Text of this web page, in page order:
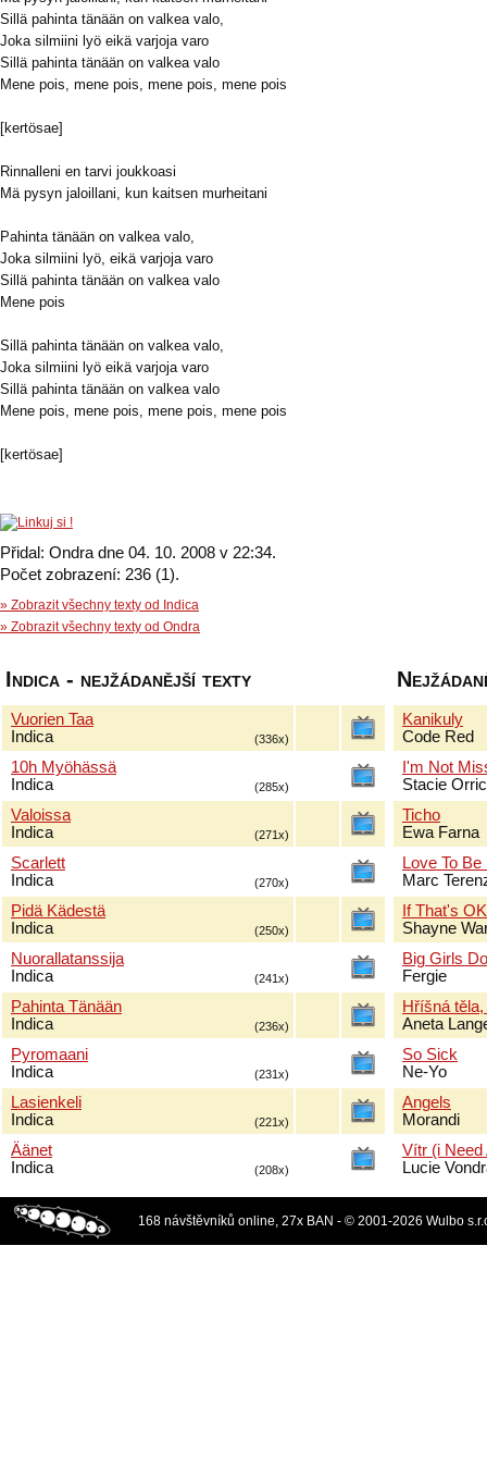
Sillä pahinta tänään on valkea valo,
Joka silmiini lyö eikä varjoja varo
Sillä pahinta tänään on valkea valo
Mene pois, mene pois, mene pois, mene pois
[kertösae]
Rinnalleni en tarvi joukkoasi
Mä pysyn jaloillani, kun kaitsen murheitani
Pahinta tänään on valkea valo,
Joka silmiini lyö, eikä varjoja varo
Sillä pahinta tänään on valkea valo
Mene pois
Sillä pahinta tänään on valkea valo,
Joka silmiini lyö eikä varjoja varo
Sillä pahinta tänään on valkea valo
Mene pois, mene pois, mene pois, mene pois
[kertösae]
Přidal: Ondra dne 04. 10. 2008 v 22:34.
Počet zobrazení: 236 (1).
» Zobrazit všechny texty od Indica
» Zobrazit všechny texty od Ondra
Indica - nejžádanější texty
Vuorien Taa
Indica
(336x)
10h Myöhässä
Indica
(285x)
Valoissa
Indica
(271x)
Scarlett
Indica
(270x)
Pidä Kädestä
Indica
(250x)
Nuorallatanssija
Indica
(241x)
Pahinta Tänään
Indica
(236x)
Pyromaani
Indica
(231x)
Lasienkeli
Indica
(221x)
Äänet
Indica
(208x)
Kanikuly
Code Red
I'm Not
Stacie
Ticho
Ewa Farna
Love To
Marc
If That's
Shayne
Big Girls
Fergie
Hříšná
Aneta
So Sick
Ne-Yo
Angels
Morandi
Vítr (i Need
Lucie
168 návštěvníků online, 27x BAN - © 2001-2026 Wulbo